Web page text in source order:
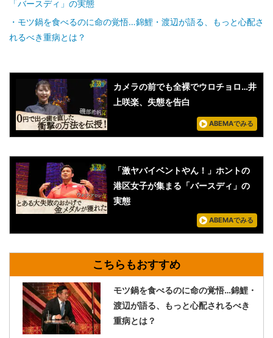
「バースディ」の実態
モツ鍋を食べるのに命の覚悟…錦鯉・渡辺が語る、もっと心配さ
れるべき重病とは？
カメラの前でも全裸でウロチョロ…井
上咲楽、失態を告白
ABEMAでみる
「激ヤバイベントやん！」ホントの
港区女子が集まる「バースディ」の
実態
ABEMAでみる
モツ鍋を食べるのに命の覚悟…錦鯉・
渡辺が語る、もっと心配されるべき
重病とは？